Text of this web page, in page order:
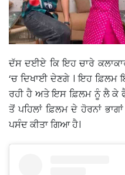
ਦੱਸ ਦਈਏ ਕਿ ਇਹ ਚਾਰੇ
‘ਚ ਦਿਖਾਈ ਦੇਣਗੇ । ਇਹ ਫ਼ਿਲਮ
ਰਹੀ ਹੈ ਅਤੇ ਇਸ ਫ਼ਿਲਮ ਨੂੰ ਲੈ ਕੇ
ਤੋਂ ਪਹਿਲਾਂ ਫ਼ਿਲਮ ਦੇ ਹੋਰਨਾਂ
ਪਸੰਦ ਕੀਤਾ ਗਿਆ ਹੈ।